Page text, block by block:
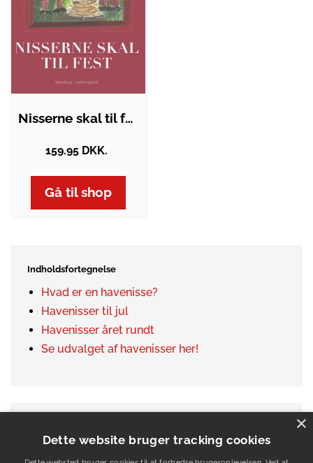
Nisserne skal til fest
159.95 DKK.
Gå til shop
Indholdsfortegnelse
Hvad er en havenisse?
Havenisser til jul
Havenisser året rundt
Se udvalget af havenisser her!
Dette website bruger tracking cookies
×